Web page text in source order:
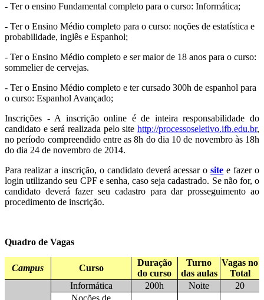
- Ter o ensino Fundamental completo para o curso: Informática;
- Ter o Ensino Médio completo para o curso: noções de estatística e
probabilidade, inglês e Espanhol;
- Ter o Ensino Médio completo e ser maior de 18 anos para o curso:
sommelier de cervejas.
- Ter o Ensino Médio completo e ter cursado 300h de espanhol para
o curso: Espanhol Avançado;
Inscrições - A inscrição online é de inteira responsabilidade do
candidato e será realizada pelo site http://processoseletivo.ifb.edu.br,
no período compreendido entre as 8h do dia 10 de novembro às 18h
do dia 24 de novembro de 2014.
Para realizar a inscrição, o candidato deverá acessar osite e fazer o
login utilizando seu CPF e senha, caso seja cadastrado. Se não for, o
candidato deverá fazer seu cadastro para dar prosseguimento ao
procedimento de inscrição.
Quadro de Vagas
Campus Curso
Duração
do curso
Turno
das aulas
Vagas no
Total
Informática 200h Noite
20
Noções de